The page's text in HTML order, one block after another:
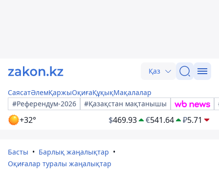
Қаз
СаясатӘлемҚаржыОқиғаҚұқықМақалалар
#Референдум-2026
#Қазақстан мақтанышы
+32° $469.93 €541.64 ₽5.71
Басты
Барлық жаңалықтар
Оқиғалар туралы жаңалықтар